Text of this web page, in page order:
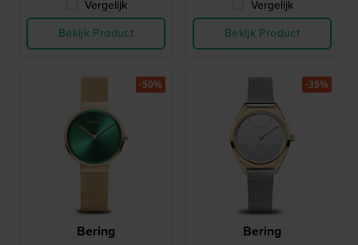
Vergelijk
Bekijk Product
Vergelijk
Bekijk Product
Bering
-50%
Bering
-35%